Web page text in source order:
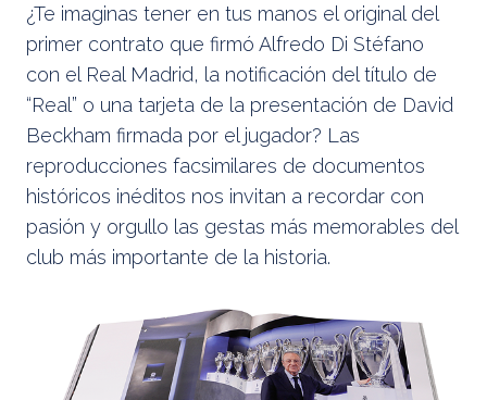
¿Te imaginas tener en tus manos el original del
primer contrato que firmó Alfredo Di Stéfano
con el Real Madrid, la notificación del título de
“Real” o una tarjeta de la presentación de David
Beckham firmada por el jugador? Las
reproducciones facsimilares de documentos
históricos inéditos nos invitan a recordar con
pasión y orgullo las gestas más memorables del
club más importante de la historia.